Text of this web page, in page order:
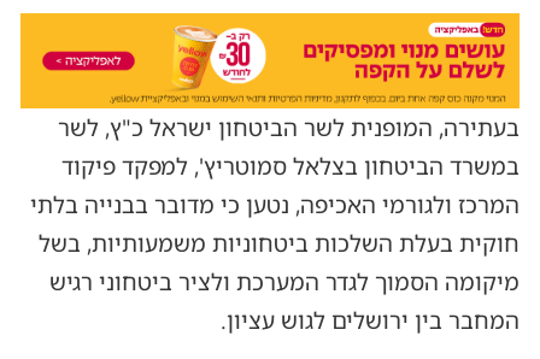
בעתירה, המופנית לשר הביטחון ישראל כ"ץ, לשר
במשרד הביטחון בצלאל סמוטריץ', למפקד פיקוד
המרכז ולגורמי האכיפה, נטען כי מדובר בבנייה בלתי
חוקית בעלת השלכות ביטחוניות משמעותיות, בשל
מיקומה הסמוך לגדר המערכת ולציר ביטחוני רגיש
המחבר בין ירושלים לגוש עציון.